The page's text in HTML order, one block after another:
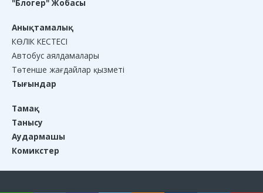
"Блогер" Жобасы
Анықтамалық
КӨЛІК КЕСТЕСІ
Автобус аялдамалары
Төтенше жағдайлар қызметі
Тығындар
Тамақ
Танысу
Аудармашы
Комикстер